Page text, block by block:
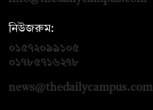
নিউজরুম:
০১৫৭২০৯৯১০৫
০১৭৮৫৭১৬২৭৮
news@thedailycampus.com